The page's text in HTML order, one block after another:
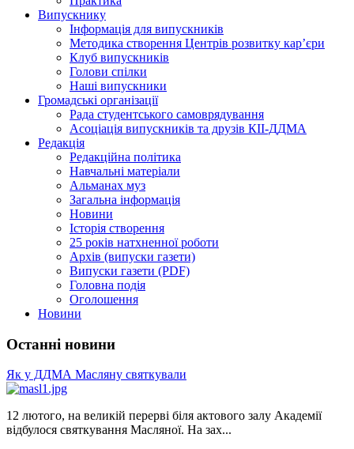
Випускнику
Інформація для випускників
Методика створення Центрів розвитку кар’єри
Клуб випускників
Голови спілки
Наші випускники
Громадські організації
Рада студентського самоврядування
Асоціація випускників та друзів КІІ-ДДМА
Редакція
Редакційна політика
Навчальні матеріали
Альманах муз
Загальна інформація
Новини
Історія створення
25 років натхненної роботи
Архів (випуски газети)
Випуски газети (PDF)
Головна подія
Оголошення
Новини
Останні новини
Як у ДДМА Масляну святкували
12 лютого, на великій перерві біля актового залу Академії
відбулося святкування Масляної. На зах...